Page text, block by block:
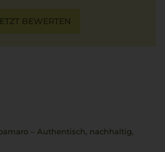
BEWERTEN
– Authentisch, nachhaltig,